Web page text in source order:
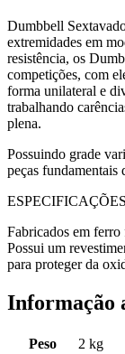
Dumbbell
extremidades em
resistência, os
competições, com
forma unilateral e
trabalhando
plena.
Possuindo grade
peças
Fabricados em
Possui um
para proteger da
Informação
Peso
2 kg